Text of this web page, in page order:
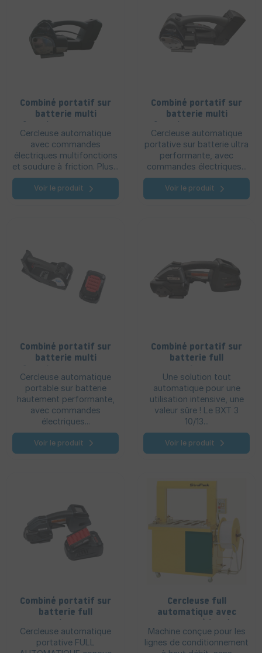
Combiné portatif sur
batterie multi
X3 13/16 mm
Cercleuse automatique
avec commandes
électriques multifonctions
et soudure à friction. Plus...
Voir le produit
Combiné portatif sur
batterie multi
X3 16/19 mm
Cercleuse automatique
portative sur batterie ultra
performante, avec
commandes électriques...
Voir le produit
Combiné portatif sur
batterie multi
X3 25/32 mm
Cercleuse automatique
portable sur batterie
hautement performante,
avec commandes
électriques...
Voir le produit
Combiné portatif sur
batterie full
10/13 mm
Une solution tout
automatique pour une
utilisation intensive, une
valeur sûre ! Le BXT 3
10/13...
Voir le produit
Combiné portatif sur
batterie full
13/16 mm
Cercleuse automatique
portative FULL
Cercleuse full
automatique avec
RQ 8A
Machine conçue pour les
lignes de conditionnement